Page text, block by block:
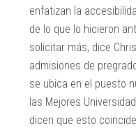
enfatizan la
de lo que lo hicieron
solicitar más, dice
admisiones de
se ubica en el puesto
las Mejores
dicen que esto